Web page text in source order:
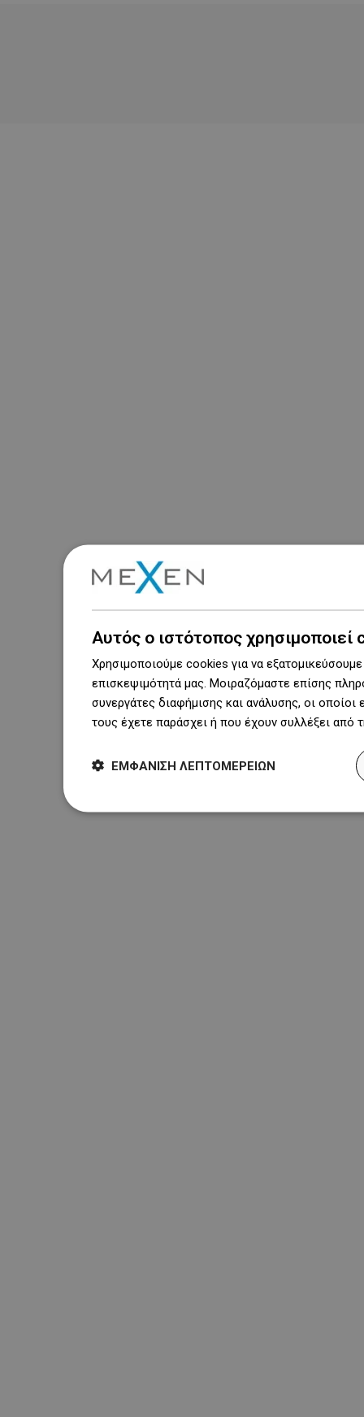
Αυτός ο ιστότοπος χρησιμοποιεί
Χρησιμοποιούμε cookies για να
επισκεψιμότητά μας. Μοιραζόμαστε επίσης
συνεργάτες διαφήμισης και ανάλυσης, οι
τους έχετε παράσχει ή που έχουν συλλέξει
ΕΜΦΆΝΙΣΗ ΛΕΠΤΟΜΕΡΕΙΏΝ